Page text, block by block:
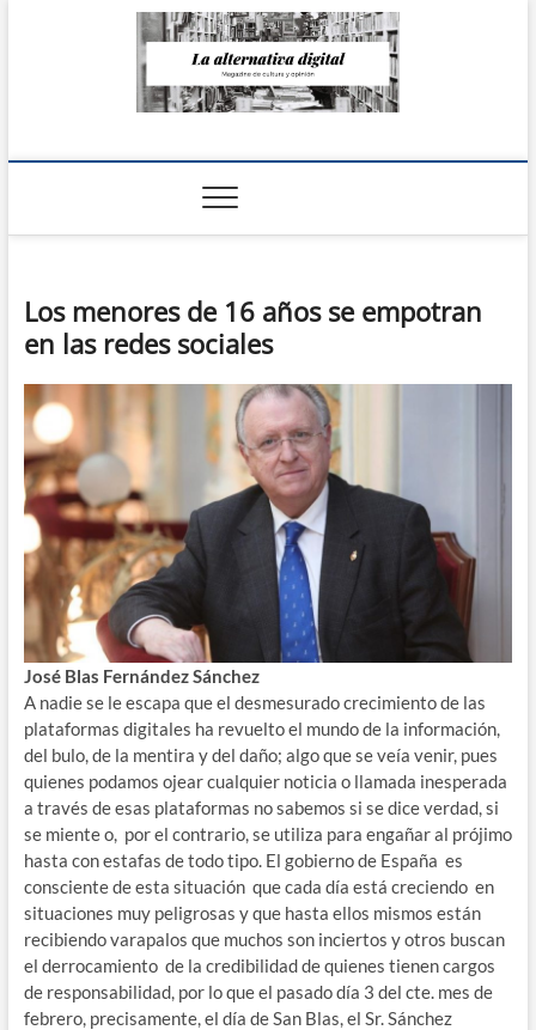
La Alternativa
Los menores de 16 años se empotran
en las redes sociales
José Blas Fernández Sánchez
A nadie se le escapa que el desmesurado crecimiento de las
plataformas digitales ha revuelto el mundo de la información,
del bulo, de la mentira y del daño; algo que se veía venir, pues
quienes podamos ojear cualquier noticia o llamada inesperada
a través de esas plataformas no sabemos si se dice verdad, si
se miente o, por el contrario, se utiliza para engañar al prójimo
hasta con estafas de todo tipo. El gobierno de España es
consciente de esta situación que cada día está creciendo en
situaciones muy peligrosas y que hasta ellos mismos están
recibiendo varapalos que muchos son inciertos y otros buscan
el derrocamiento de la credibilidad de quienes tienen cargos
de responsabilidad, por lo que el pasado día 3 del cte. mes de
febrero, precisamente, el día de San Blas, el Sr. Sánchez